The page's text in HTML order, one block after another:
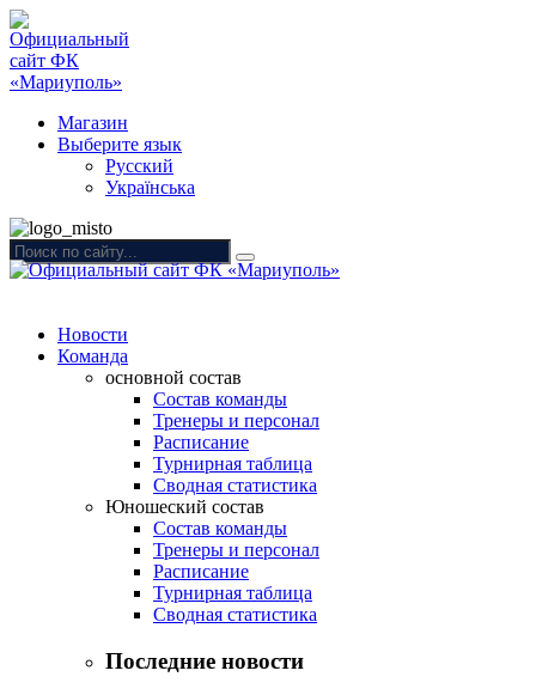
Магазин
Выберите язык
Русский
Українська
Новости
Команда
основной состав
Состав команды
Тренеры и персонал
Расписание
Турнирная таблица
Сводная статистика
Юношеский состав
Состав команды
Тренеры и персонал
Расписание
Турнирная таблица
Сводная статистика
Последние новости